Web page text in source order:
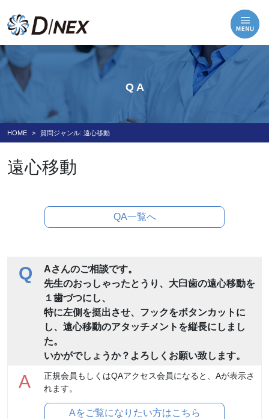
Q A
HOME 質問ジャンル: 遠心移動
遠心移動
QA一覧へ
Q
Aさんのご相談です。
先生のおっしゃったとうり、大臼歯の遠心移動を
１歯づつにし、
特に左側を挺出させ、フックをボタンカットに
し、遠心移動のアタッチメントを縦長にしまし
た。
いかがでしょうか？よろしくお願い致します。
A
正規会員もしくはQAアクセス会員になると、Aが表示さ
れます。
Aをご覧になりたい方はこちら